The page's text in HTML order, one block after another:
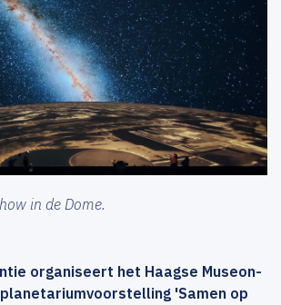
in de Dome.
organiseert het Haagse Museon-
'Samen op